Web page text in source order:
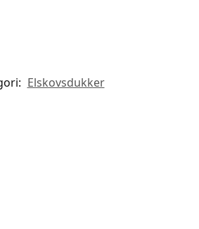
Elskovsdukker